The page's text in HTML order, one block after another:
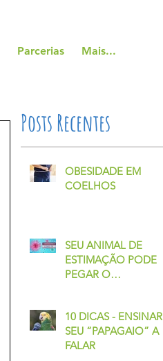
Parcerias Mais...
Posts Recentes
OBESIDADE EM
COELHOS
SEU ANIMAL DE
ESTIMAÇÃO PODE
PEGAR O
10 DICAS - ENSINAR
SEU “PAPAGAIO” A
FALAR